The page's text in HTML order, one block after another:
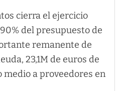
cierra el ejercicio
del presupuesto de
remanente de
23,1M de euros de
medio a proveedores en